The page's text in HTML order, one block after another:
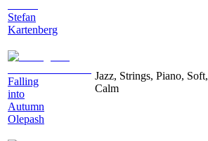
Stefan
Kartenberg
Falling
into
Autumn
Olepash
Jazz, Strings, Piano, Soft,
Calm